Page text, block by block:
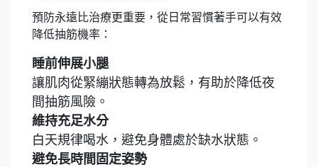
預防永遠比治療更重要，從日常習慣著手可以有效
降低抽筋機率：
睡前伸展小腿
讓肌肉從緊繃狀態轉為放鬆，有助於降低夜
間抽筋風險。
維持充足水分
白天規律喝水，避免身體處於缺水狀態。
避免長時間固定姿勢